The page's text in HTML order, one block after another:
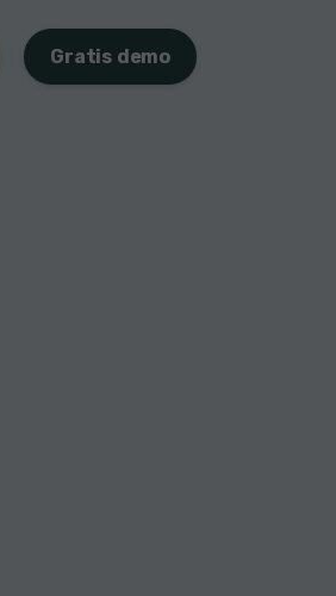
Gratis demo